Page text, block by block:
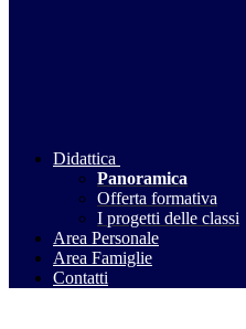
Didattica
Panoramica
Offerta formativa
I progetti delle classi
Area Personale
Area Famiglie
Contatti